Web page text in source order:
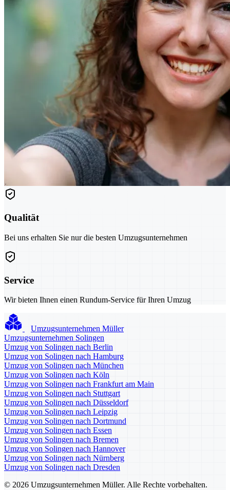
Qualität
Bei uns erhalten Sie nur die besten Umzugsunternehmen
Service
Wir bieten Ihnen einen Rundum-Service für Ihren Umzug
Umzugsunternehmen Müller
Umzugsunternehmen Solingen
Umzug von Solingen nach Berlin
Umzug von Solingen nach Hamburg
Umzug von Solingen nach München
Umzug von Solingen nach Köln
Umzug von Solingen nach Frankfurt am Main
Umzug von Solingen nach Stuttgart
Umzug von Solingen nach Düsseldorf
Umzug von Solingen nach Leipzig
Umzug von Solingen nach Dortmund
Umzug von Solingen nach Essen
Umzug von Solingen nach Bremen
Umzug von Solingen nach Hannover
Umzug von Solingen nach Nürnberg
Umzug von Solingen nach Dresden
© 2026 Umzugsunternehmen Müller. Alle Rechte vorbehalten.